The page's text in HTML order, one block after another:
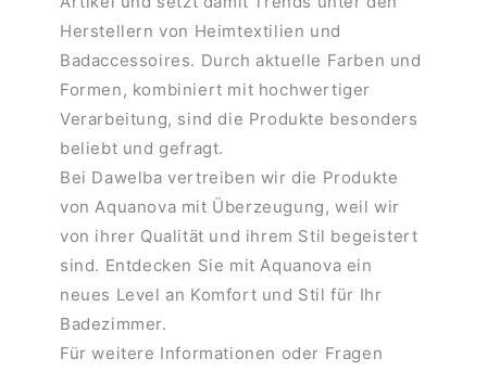
Herstellern von Heimtextilien und
Badaccessoires. Durch aktuelle Farben und
Formen, kombiniert mit hochwertiger
Verarbeitung, sind die Produkte besonders
beliebt und gefragt.
Bei Dawelba vertreiben wir die Produkte
von Aquanova mit Überzeugung, weil wir
von ihrer Qualität und ihrem Stil begeistert
sind. Entdecken Sie mit Aquanova ein
neues Level an Komfort und Stil für Ihr
Badezimmer.
Für weitere Informationen oder Fragen